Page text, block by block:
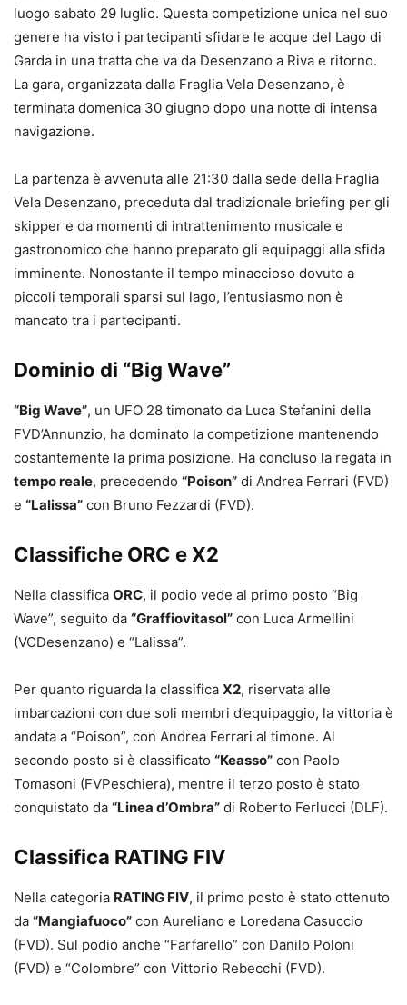
luogo sabato 29 luglio. Questa competizione unica nel suo
genere ha visto i partecipanti sfidare le acque del Lago di
Garda in una tratta che va da Desenzano a Riva e ritorno.
La gara, organizzata dalla Fraglia Vela Desenzano, è
terminata domenica 30 giugno dopo una notte di intensa
navigazione.
La partenza è avvenuta alle 21:30 dalla sede della Fraglia
Vela Desenzano, preceduta dal tradizionale briefing per gli
skipper e da momenti di intrattenimento musicale e
gastronomico che hanno preparato gli equipaggi alla sfida
imminente. Nonostante il tempo minaccioso dovuto a
piccoli temporali sparsi sul lago, l’entusiasmo non è
mancato tra i partecipanti.
Dominio di “Big Wave”
“Big Wave”, un UFO 28 timonato da Luca Stefanini della
FVD’Annunzio, ha dominato la competizione mantenendo
costantemente la prima posizione. Ha concluso la regata in
tempo reale, precedendo “Poison” di Andrea Ferrari (FVD)
e “Lalissa” con Bruno Fezzardi (FVD).
Classifiche ORC e X2
Nella classifica ORC, il podio vede al primo posto “Big
Wave”, seguito da “Graffiovitasol” con Luca Armellini
(VCDesenzano) e “Lalissa”.
Per quanto riguarda la classifica X2, riservata alle
imbarcazioni con due soli membri d’equipaggio, la vittoria è
andata a “Poison”, con Andrea Ferrari al timone. Al
secondo posto si è classificato “Keasso” con Paolo
Tomasoni (FVPeschiera), mentre il terzo posto è stato
conquistato da “Linea d’Ombra” di Roberto Ferlucci (DLF).
Classifica RATING FIV
Nella categoria RATING FIV, il primo posto è stato ottenuto
da “Mangiafuoco” con Aureliano e Loredana Casuccio
(FVD). Sul podio anche “Farfarello” con Danilo Poloni
(FVD) e “Colombre” con Vittorio Rebecchi (FVD).